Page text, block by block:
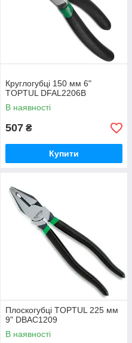
Круглогубці 150 мм 6"
TOPTUL DFAL2206B
В наявності
507 ₴
Купити
Плоскогубці TOPTUL 225 мм
9" DBAC1209
В наявності